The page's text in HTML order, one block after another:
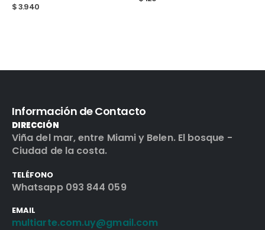
Información de Contacto
DIRECCIÓN
Viña del mar, entre Miami y Belen. El bosque -
Ciudad de la costa.
TELÉFONO
Whatsapp 093 844 059
EMAIL
multiarte.com.uy@gmail.com